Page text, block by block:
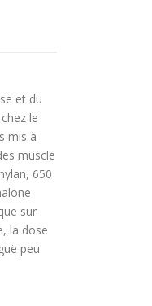
et du
le
mis à
muscle
650
sur
la dose
peu